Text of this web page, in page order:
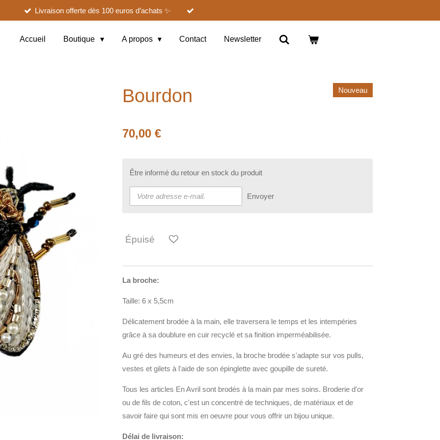
Livraison offerte dès 100 euros d’achats ✨
Accueil Boutique A propos Contact Newsletter
Bourdon Nouveau
70,00 €
Être informé du retour en stock du produit
Envoyer
Épuisé
La broche:
Taille: 6 x 5,5cm
Délicatement brodée à la main, elle traversera le temps et les intempéries
grâce à sa doublure en cuir recyclé et sa finition imperméabilisée.
Au gré des humeurs et des envies, la broche brodée s'adapte sur vos pulls,
vestes et gilets à l'aide de son épinglette avec goupille de sureté.
Tous les articles En Avril sont brodés à la main par mes soins. Broderie d'or
ou de fils de coton, c'est un concentré de techniques, de matériaux et de
savoir faire qui sont mis en oeuvre pour vous offrir un bijou unique.
Délai de livraison: